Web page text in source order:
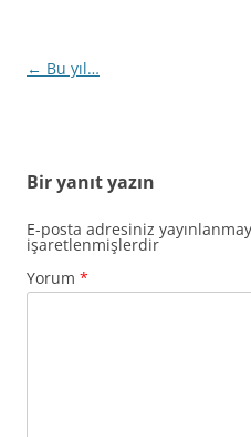
Yazı
← Bu yıl…
Bir yanıt yazın
E-posta adresiniz
işaretlenmişlerdir
Yorum *